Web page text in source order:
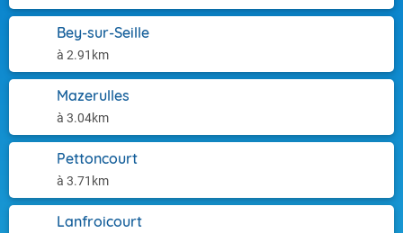
Bey-sur-Seille
à 2.91km
Mazerulles
à 3.04km
Pettoncourt
à 3.71km
Lanfroicourt